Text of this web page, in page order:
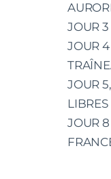
JOUR
JOUR
JOUR
LIBRES
JOUR